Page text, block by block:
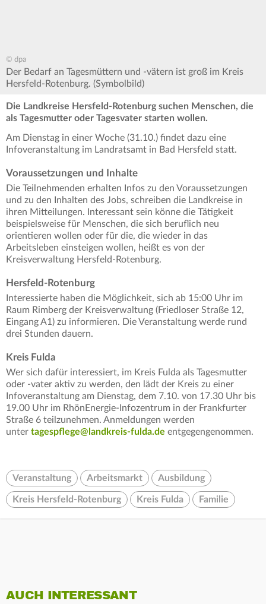
© dpa
Der Bedarf an Tagesmüttern und -vätern ist groß im Kreis
Hersfeld-Rotenburg. (Symbolbild)
Die Landkreise Hersfeld-Rotenburg suchen Menschen, die
als Tagesmutter oder Tagesvater starten wollen.
Am Dienstag in einer Woche (31.10.) findet dazu eine
Infoveranstaltung im Landratsamt in Bad Hersfeld statt.
Voraussetzungen und Inhalte
Die Teilnehmenden erhalten Infos zu den Voraussetzungen
und zu den Inhalten des Jobs, schreiben die Landkreise in
ihren Mitteilungen. Interessant sein könne die Tätigkeit
beispielsweise für Menschen, die sich beruflich neu
orientieren wollen oder für die, die wieder in das
Arbeitsleben einsteigen wollen, heißt es von der
Kreisverwaltung Hersfeld-Rotenburg.
Hersfeld-Rotenburg
Interessierte haben die Möglichkeit, sich ab 15:00 Uhr im
Raum Rimberg der Kreisverwaltung (Friedloser Straße 12,
Eingang A1) zu informieren. Die Veranstaltung werde rund
drei Stunden dauern.
Kreis Fulda
Wer sich dafür interessiert, im Kreis Fulda als Tagesmutter
oder -vater aktiv zu werden, den lädt der Kreis zu einer
Infoveranstaltung am Dienstag, dem 7.10. von 17.30 Uhr bis
19.00 Uhr im RhönEnergie-Infozentrum in der Frankfurter
Straße 6 teilzunehmen. Anmeldungen werden
unter tagespflege@landkreis-fulda.de entgegengenommen.
Veranstaltung Arbeitsmarkt Ausbildung
Kreis Hersfeld-Rotenburg Kreis Fulda Familie
AUCH INTERESSANT